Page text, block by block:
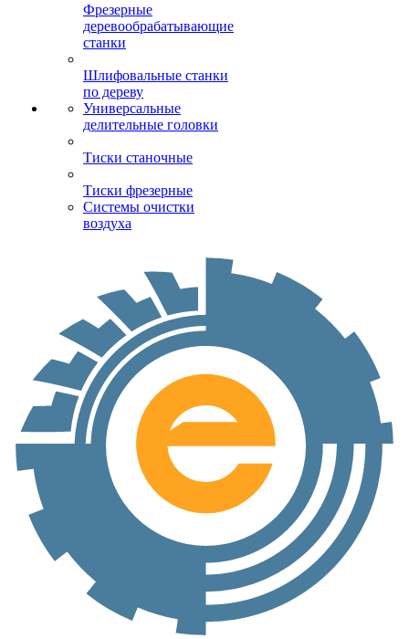
Фрезерные
деревообрабатывающие
станки
Шлифовальные станки
по дереву
Универсальные
делительные головки
Тиски станочные
Тиски фрезерные
Системы очистки
воздуха